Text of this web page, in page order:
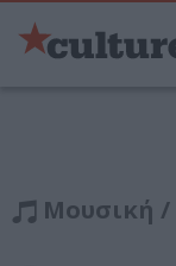
Μουσική /